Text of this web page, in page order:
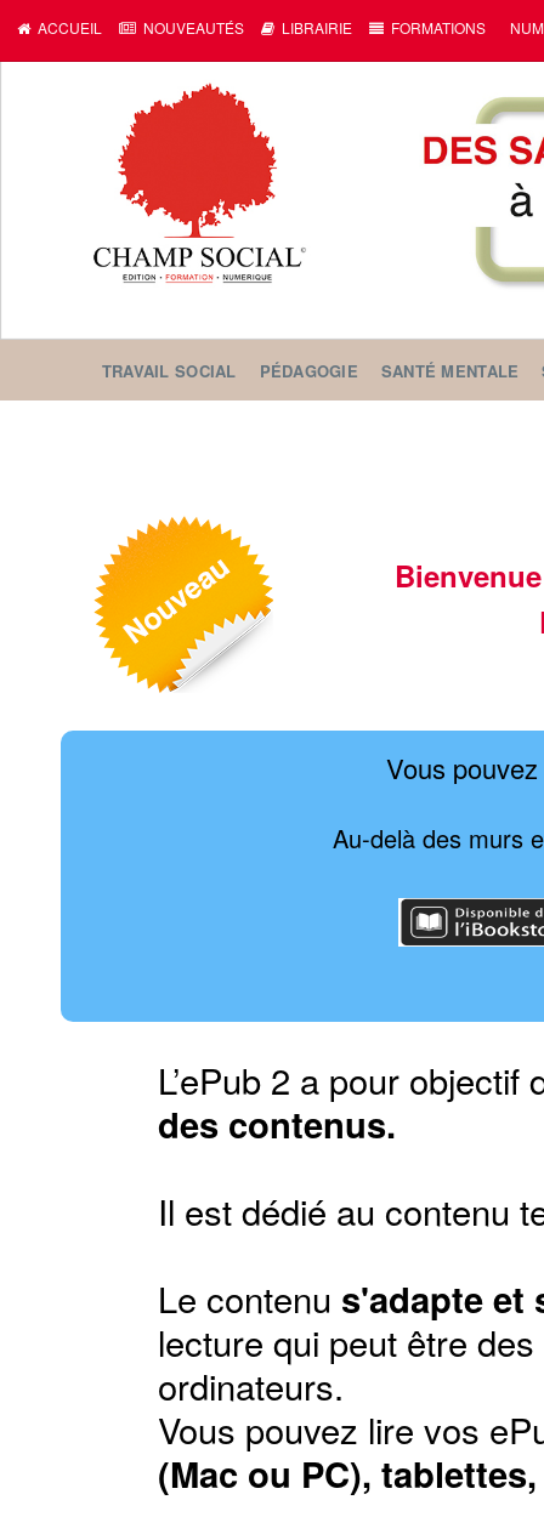
ACCUEIL NOUVEAUTÉS LIBRAIRIE FORMATIONS
TRAVAIL SOCIAL PÉDAGOGIE SANTÉ MENTALE
Vous
Au-delà des murs
L’ePub 2 a pour
des contenus.
Il est dédié au contenu
Le contenu s'adapte et
lecture qui peut être
ordinateurs.
Vous pouvez lire vos
(Mac ou PC),